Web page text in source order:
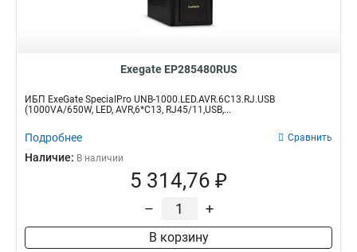
Exegate EP285480RUS
ИБП ExeGate SpecialPro UNB-1000.LED.AVR.6C13.RJ.USB
(1000VA/650W, LED, AVR,6*C13, RJ45/11,USB,...
Подробнее Сравнить
Наличие: В наличии
5 314,76 ₽
– +
В корзину